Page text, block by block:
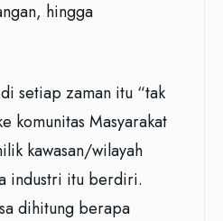
hingga
setiap zaman itu “tak
komunitas Masyarakat
kawasan/wilayah
industri itu berdiri.
dihitung berapa